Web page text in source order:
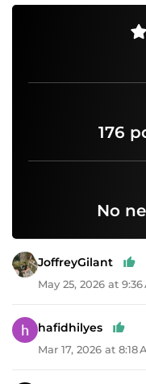
176
No
JoffreyGilant
May 25, 2026 at 9:36
hafidhilyes
Mar 17, 2026 at 8:18